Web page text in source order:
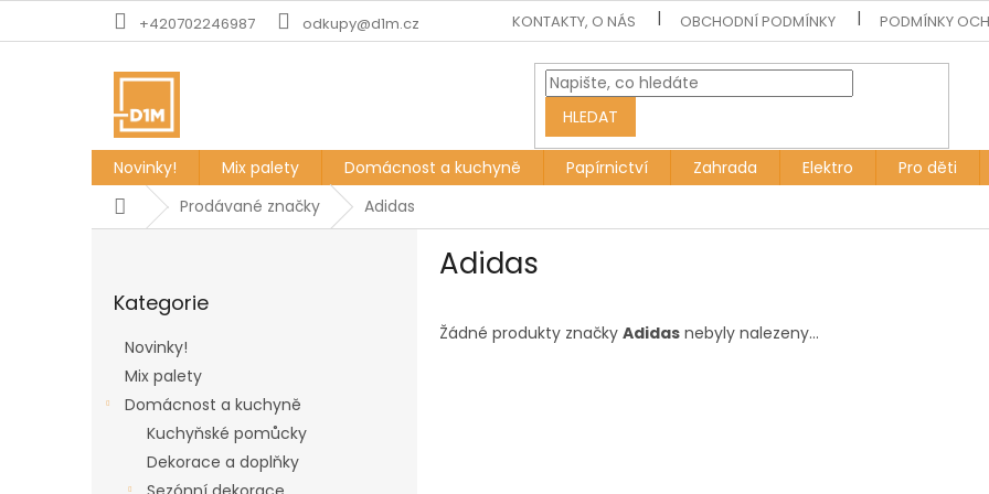
+420702246987 odkupy@d1m.cz KONTAKTY, O NÁS OBCHODNÍ PODMÍNKY PODMÍNKY
HLEDAT
Novinky! Mix palety Domácnost a kuchyně Papírnictví Zahrada Elektro Pro děti
DomůProdávané značky Adidas
kategorie
Kategorie
Novinky!
Mix palety
Domácnost a kuchyně
Kuchyňské pomůcky
Dekorace a doplňky
Adidas
Žádné produkty značky Adidas nebyly nalezeny...